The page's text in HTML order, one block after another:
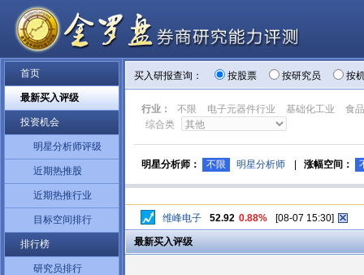
首页
最新买入评级
投资机会
明星分析师评级
近期热推股
近期热推行业
目标空间排行
排行榜
研究员排行
买入研报查询： 按股票 按研究员 按
行业： 不限 电子元器件行业 基础化工业
食
综合类
明星分析师： 不限 明星分析师 涨幅空间：
维峰电子 52.92 0.88% [08-07 15:30]
最新买入评级